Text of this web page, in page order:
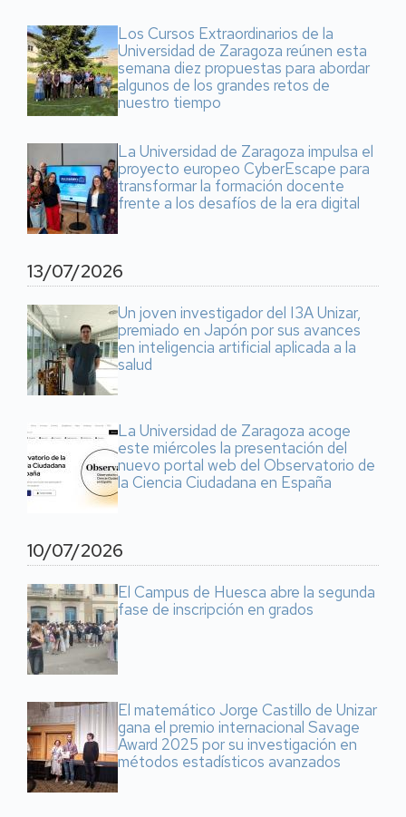
Los Cursos Extraordinarios de la
Universidad de Zaragoza reúnen esta
semana diez propuestas para abordar
algunos de los grandes retos de
nuestro tiempo
La Universidad de Zaragoza impulsa el
proyecto europeo CyberEscape para
transformar la formación docente
frente a los desafíos de la era digital
13/07/2026
Un joven investigador del I3A Unizar,
premiado en Japón por sus avances
en inteligencia artificial aplicada a la
salud
La Universidad de Zaragoza acoge
este miércoles la presentación del
nuevo portal web del Observatorio de
la Ciencia Ciudadana en España
10/07/2026
El Campus de Huesca abre la segunda
fase de inscripción en grados
El matemático Jorge Castillo de Unizar
gana el premio internacional Savage
Award 2025 por su investigación en
métodos estadísticos avanzados